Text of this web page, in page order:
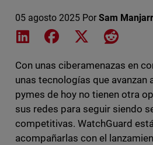
05 agosto 2025 Por Sam
Share on LinkedIn
Share on Facebook
Share on XShare
Con unas ciberamenazas en
unas tecnologías que avanzan
pymes de hoy no tienen otra
sus redes para seguir siendo
competitivas. WatchGuard
acompañarlas con el